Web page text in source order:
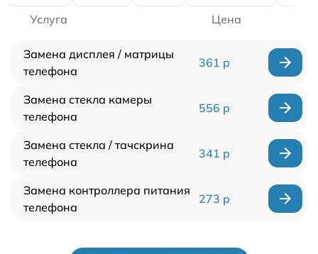
Услуга Цена
Замена дисплея / матрицы
телефона
361 р
Замена стекла камеры
телефона
556 р
Замена стекла / тачскрина
телефона
341 р
Замена контроллера питания
телефона
273 р